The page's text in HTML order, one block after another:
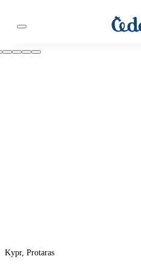
Kypr, Protaras